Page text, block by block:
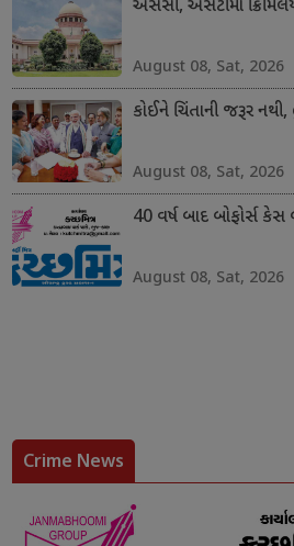
એસસી, એસટીમાં
August 08, Sat, 2026
કોઈને ચિંતાની જરૂર
August 08, Sat, 2026
40 વર્ષ બાદ બોફોર્સ
August 08, Sat, 2026
Crime News